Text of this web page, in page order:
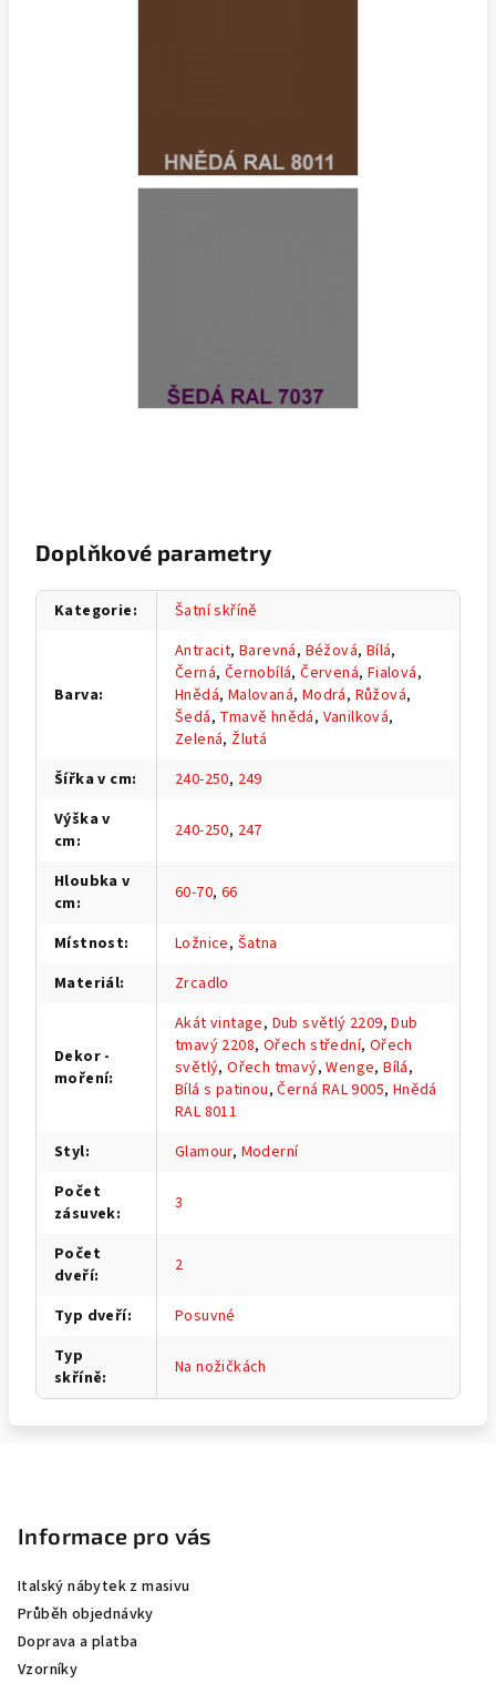
Doplňkové parametry
Kategorie: Šatní skříně
Barva:
Antracit,Barevná, Béžová, Bílá,
Černá, Černobílá,Červená, Fialová,
Hnědá, Malovaná, Modrá, Růžová,
Šedá, Tmavě hnědá, Vanilková,
Zelená, Žlutá
Šířka v cm: 240-250, 249
Výška v
cm: 240-250, 247
Hloubka v
cm: 60-70, 66
Místnost: Ložnice, Šatna
Materiál: Zrcadlo
Dekor -
moření:
Akát vintage, Dub světlý 2209,Dub
tmavý 2208, Ořech střední, Ořech
světlý,Ořech tmavý,Wenge,Bílá,
Bílá s patinou,Černá RAL 9005, Hnědá
RAL 8011
Styl: Glamour, Moderní
Počet
zásuvek: 3
Počet
dveří: 2
Typ dveří:
Posuvné
Typ
skříně: Na nožičkách
Informace pro vás
Italský nábytek z masivu
Průběh objednávky
Doprava a platba
Vzorníky